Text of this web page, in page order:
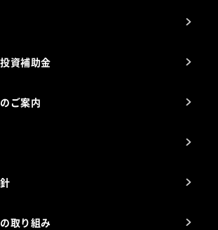
ビスお問合せ先
検討のお客様へ
資補助金
ご案内
取り組み